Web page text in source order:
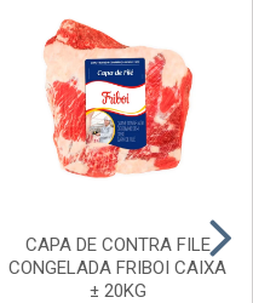
CAPA DE CONTRA FILE
CONGELADA FRIBOI CAIXA
± 20KG